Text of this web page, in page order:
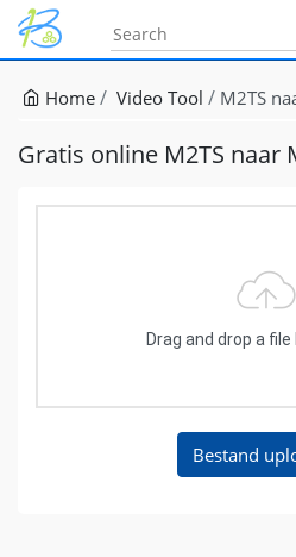
Home Video Tool M2TS
Gratis online M2TS naar
Drag and drop a